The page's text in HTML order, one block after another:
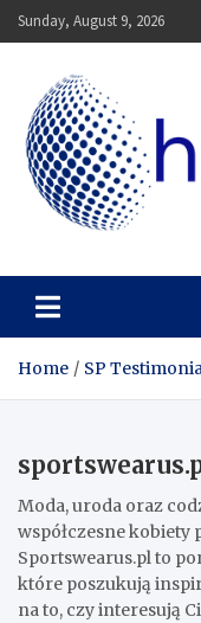
Skip
to
Sunday, August 9, 2026
Homecrx
Home SP
Moda, uroda oraz
współczesne kobiety
Sportswearus.pl to
które poszukują
na to, czy interesują